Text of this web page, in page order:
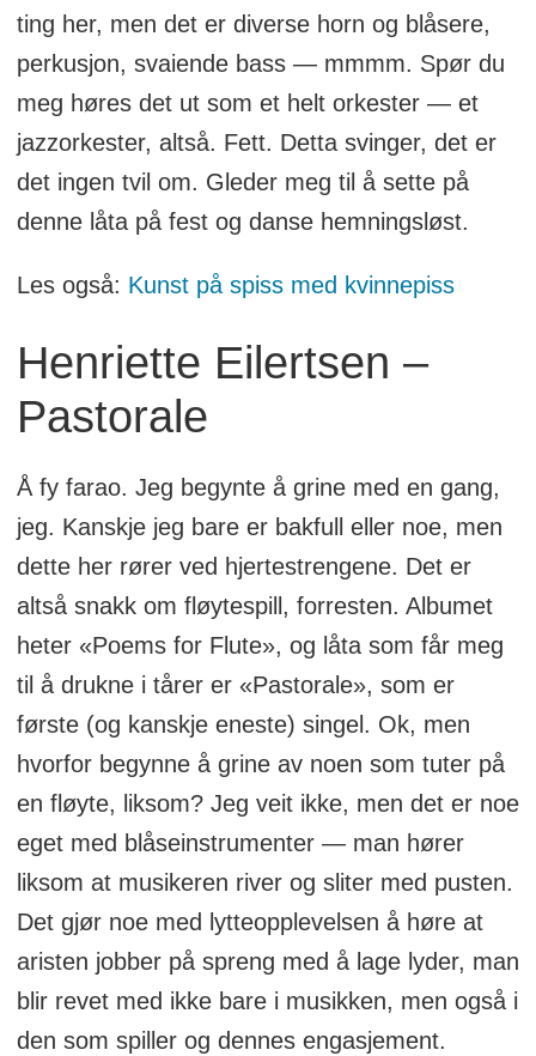
ting her, men det er diverse horn og blåsere,
perkusjon, svaiende bass — mmmm. Spør du
meg høres det ut som et helt orkester — et
jazzorkester, altså. Fett. Detta svinger, det er
det ingen tvil om. Gleder meg til å sette på
denne låta på fest og danse hemningsløst.
Les også: Kunst på spiss med kvinnepiss
Henriette Eilertsen –
Pastorale
Å fy farao. Jeg begynte å grine med en gang,
jeg. Kanskje jeg bare er bakfull eller noe, men
dette her rører ved hjertestrengene. Det er
altså snakk om fløytespill, forresten. Albumet
heter «Poems for Flute», og låta som får meg
til å drukne i tårer er «Pastorale», som er
første (og kanskje eneste) singel. Ok, men
hvorfor begynne å grine av noen som tuter på
en fløyte, liksom? Jeg veit ikke, men det er noe
eget med blåseinstrumenter — man hører
liksom at musikeren river og sliter med pusten.
Det gjør noe med lytteopplevelsen å høre at
aristen jobber på spreng med å lage lyder, man
blir revet med ikke bare i musikken, men også i
den som spiller og dennes engasjement.